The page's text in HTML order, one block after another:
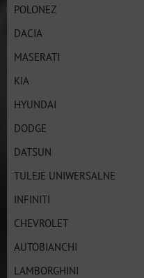
POLONEZ
DACIA
MASERATI
KIA
HYUNDAI
DODGE
DATSUN
TULEJE UNIWERSALNE
INFINITI
CHEVROLET
AUTOBIANCHI
LAMBORGHINI